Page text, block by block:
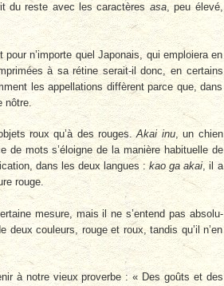
du reste avec les caractèresasa, peu élevé,
n’importe quel Japonais, qui emploiera en
à sa rétine serait-il donc, en certains
les appellations diffèrent parce que, dans
nôtre.
roux qu’à des rouges.Akai inu, un chien
de mots s’éloigne de la manière habituelle de
dans les deux langues :kao ga akai, il a
rouge.
mesure, mais il ne s’entend pas absolu­
couleurs, rouge et roux, tandis qu’il n’en
à notre vieux proverbe : « Des goûts et des